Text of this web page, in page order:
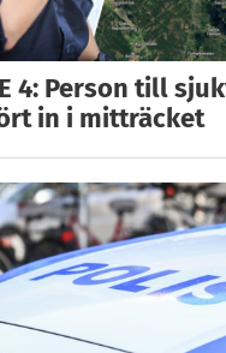
4: Person till
in i mitträcket